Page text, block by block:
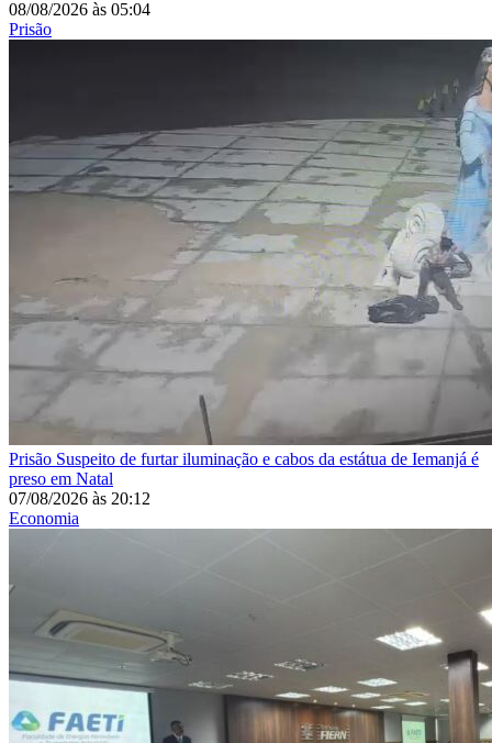
08/08/2026 às 05:04
Prisão
Prisão Suspeito de furtar iluminação e cabos da estátua de Iemanjá é
preso em Natal
07/08/2026 às 20:12
Economia